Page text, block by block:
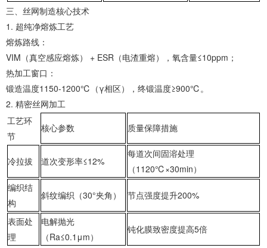
‌三、丝网制造核心技术‌
1. ‌超纯净熔炼工艺‌
‌熔炼路线‌：
VIM（真空感应熔炼） + ESR（电渣重熔），氧含量≤10ppm；
‌热加工窗口‌：
锻造温度1150-1200℃（γ相区），终锻温度≥900℃。
2. ‌精密丝网加工‌
工艺环
节
核心参数 质量保障措施
‌冷拉拔‌ 道次变形率≤12%
每道次间固溶处理
（1120℃×30min）
‌编织结
构‌
斜纹编织（30°夹角） 节点强度提升200%
‌表面处
理‌
电解抛光
（Ra≤0.1μm）
钝化膜致密度提高5倍